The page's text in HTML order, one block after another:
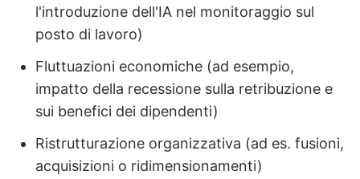
l'introduzione dell'IA nel monitoraggio sul
posto di lavoro)
Fluttuazioni economiche (ad esempio,
impatto della recessione sulla retribuzione e
sui benefici dei dipendenti)
Ristrutturazione organizzativa (ad es. fusioni,
acquisizioni o ridimensionamenti)